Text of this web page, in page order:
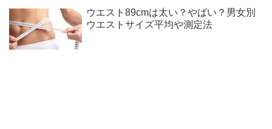
ウエスト89cmは太い？やばい？男女別
ウエストサイズ平均や測定法